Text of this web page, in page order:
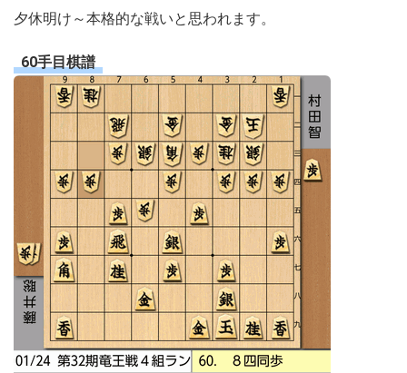
夕休明け～本格的な戦いと思われます。
60手目棋譜